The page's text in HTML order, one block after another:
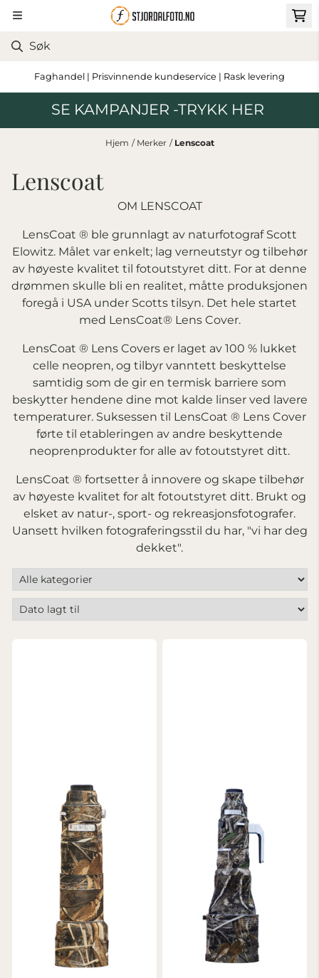
Hopp til innhold
Faghandel | Prisvinnende kundeservice | Rask levering
SE KAMPANJER -TRYKK HER
Hjem / Merker / Lenscoat
Lenscoat
OM LENSCOAT
LensCoat ® ble grunnlagt av naturfotograf Scott
Elowitz. Målet var enkelt; lag verneutstyr og tilbehør
av høyeste kvalitet til fotoutstyret ditt. For at denne
drømmen skulle bli en realitet, måtte produksjonen
foregå i USA under Scotts tilsyn. Det hele startet
med LensCoat® Lens Cover.
LensCoat ® Lens Covers er laget av 100 % lukket
celle neopren, og tilbyr vanntett beskyttelse
samtidig som de gir en termisk barriere som
beskytter hendene dine mot kalde linser ved lavere
temperaturer. Suksessen til LensCoat ® Lens Cover
førte til etableringen av andre beskyttende
neoprenprodukter for alle av fotoutstyret ditt.
LensCoat ® fortsetter å innovere og skape tilbehør
av høyeste kvalitet for alt fotoutstyret ditt. Brukt og
elsket av natur-, sport- og rekreasjonsfotografer.
Uansett hvilken fotograferingsstil du har, "vi har deg
dekket".